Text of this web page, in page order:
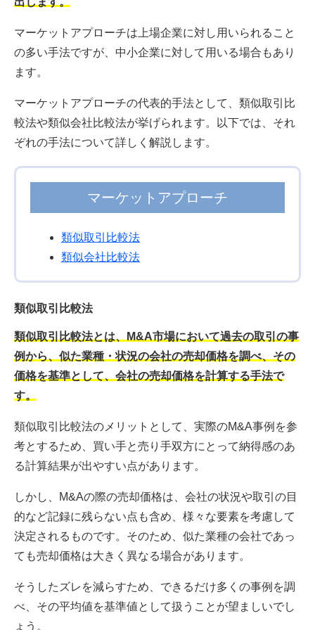
マーケットアプローチは上場企業に対し用いられること
の多い手法ですが、中小企業に対して用いる場合もあり
ます。
マーケットアプローチの代表的手法として、類似取引比
較法や類似会社比較法が挙げられます。以下では、それ
ぞれの手法について詳しく解説します。
マーケットアプローチ
類似取引比較法
類似会社比較法
類似取引比較法
類似取引比較法とは、M&A市場において過去の取引の事
例から、似た業種・状況の会社の売却価格を調べ、その
価格を基準として、会社の売却価格を計算する手法で
す。
類似取引比較法のメリットとして、実際のM&A事例を参
考とするため、買い手と売り手双方にとって納得感のあ
る計算結果が出やすい点があります。
しかし、M&Aの際の売却価格は、会社の状況や取引の目
的など記録に残らない点も含め、様々な要素を考慮して
決定されるものです。そのため、似た業種の会社であっ
ても売却価格は大きく異なる場合があります。
そうしたズレを減らすため、できるだけ多くの事例を調
べ、その平均値を基準値として扱うことが望ましいでし
ょう。